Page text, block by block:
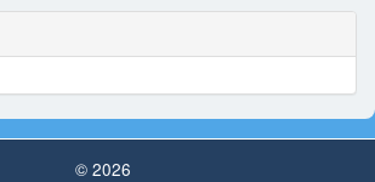
© 2026